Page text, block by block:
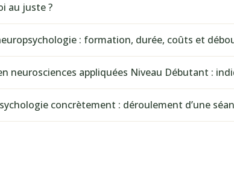
au juste ?
: formation, durée, coûts et
neurosciences appliquées Niveau Débutant :
concrètement : déroulement d’une